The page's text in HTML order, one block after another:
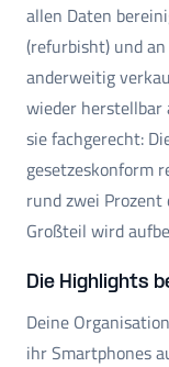
allen Daten
(refurbisht) und
anderweitig
wieder herstellbar
sie fachgerecht:
gesetzeskonform
rund zwei Prozent
Großteil wird
Die Highlights
Deine
ihr Smartphones